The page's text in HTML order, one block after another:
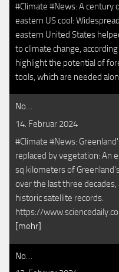
#Climate #News: A
eastern US cool:
eastern United States
to climate change,
highlight the potential of
tools, which are needed
No…
14. Februar 2024
#Climate #News:
replaced by vegetation: An
sq kilometers of
over the last three
historic satellite records.
https://
[mehr]
No…